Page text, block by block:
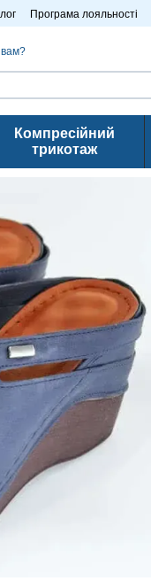
Програма лояльності
Компресійний
трикотаж